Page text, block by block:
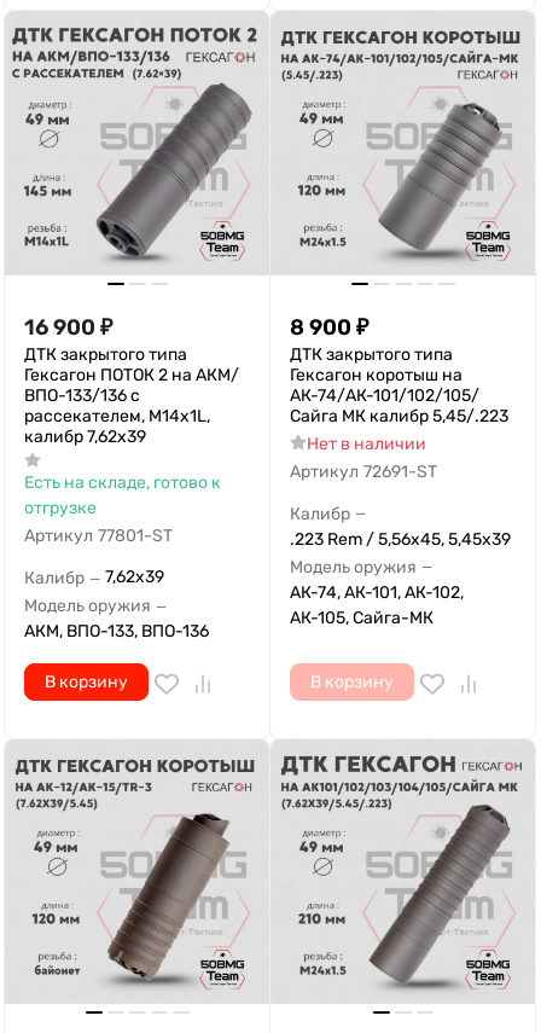
16 900 ₽
ДТК закрытого типа
Гексагон ПОТОК 2 на АКМ/
ВПО-133/136 с
рассекателем, М14х1L,
калибр 7,62х39
Есть на складе, готово к
отгрузке
Артикул 77801-ST
Калибр — 7,62x39
Модель оружия —
АКМ, ВПО-133, ВПО-136
В корзину
8 900 ₽
ДТК закрытого типа
Гексагон коротыш на
АК-74/АК-101/102/105/
Сайга МК калибр 5,45/.223
Нет в наличии
Артикул 72691-ST
Калибр —
.223 Rem / 5,56x45, 5,45x39
Модель оружия —
АК-74, АК-101, АК-102,
АК-105, Сайга-МК
В корзину